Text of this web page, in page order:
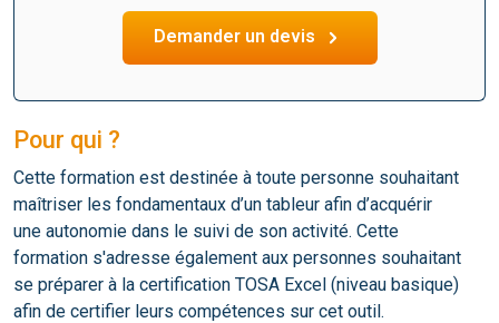
Pour qui ?
Cette formation est destinée à toute personne souhaitant
maîtriser les fondamentaux d’un tableur afin d’acquérir
une autonomie dans le suivi de son activité. Cette
formation s'adresse également aux personnes souhaitant
se préparer à la certification TOSA Excel (niveau basique)
afin de certifier leurs compétences sur cet outil.
Demander un devis